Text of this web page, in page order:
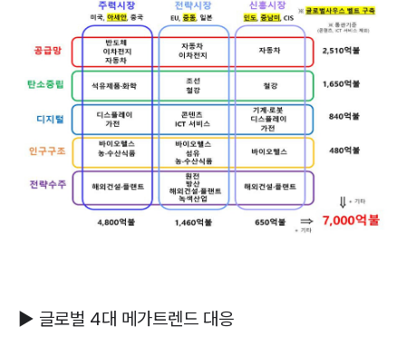
▶ 글로벌 4대 메가트렌드 대응